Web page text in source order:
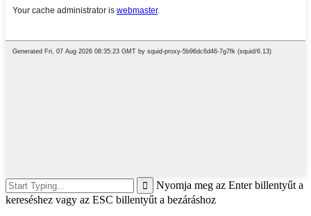
Nyomja meg az Enter billentyűt a
kereséshez vagy az ESC billentyűt a bezáráshoz